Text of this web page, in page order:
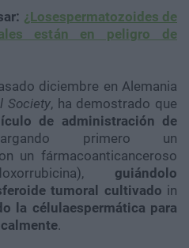
¿Losespermatozoides de
están en peligro de
diciembre en Alemania
Society, ha demostrado que
de administración de
primero un
un fármacoanticanceroso
guiándolo
tumoral cultivado in
la célulaespermática para
.